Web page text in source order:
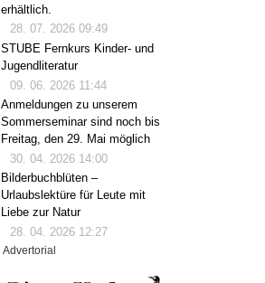
erhältlich.
28. 07. 2026 09:49
STUBE Fernkurs Kinder- und
Jugendliteratur
09. 06. 2026 11:44
Anmeldungen zu unserem
Sommerseminar sind noch bis
Freitag, den 29. Mai möglich
30. 04. 2026 14:00
Bilderbuchblüten –
Urlaubslektüre für Leute mit
Liebe zur Natur
28. 04. 2026 12:27
Advertorial